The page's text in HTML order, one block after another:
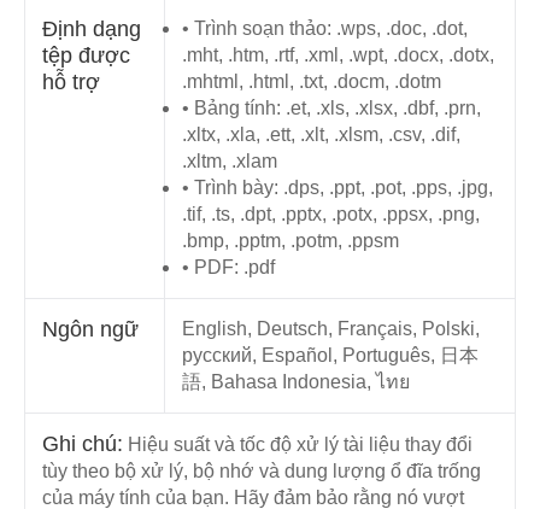
Định dạng
tệp được
hỗ trợ
• Trình soạn thảo: .wps, .doc, .dot,
.mht, .htm, .rtf, .xml, .wpt, .docx, .dotx,
.mhtml, .html, .txt, .docm, .dotm
• Bảng tính: .et, .xls, .xlsx, .dbf, .prn,
.xltx, .xla, .ett, .xlt, .xlsm, .csv, .dif,
.xltm, .xlam
• Trình bày: .dps, .ppt, .pot, .pps, .jpg,
.tif, .ts, .dpt, .pptx, .potx, .ppsx, .png,
.bmp, .pptm, .potm, .ppsm
• PDF: .pdf
Ngôn ngữ
English, Deutsch, Français, Polski,
русский, Español, Português, 日本
語, Bahasa Indonesia, ไทย
Ghi chú: Hiệu suất và tốc độ xử lý tài liệu thay đổi
tùy theo bộ xử lý, bộ nhớ và dung lượng ổ đĩa trống
của máy tính của bạn. Hãy đảm bảo rằng nó vượt